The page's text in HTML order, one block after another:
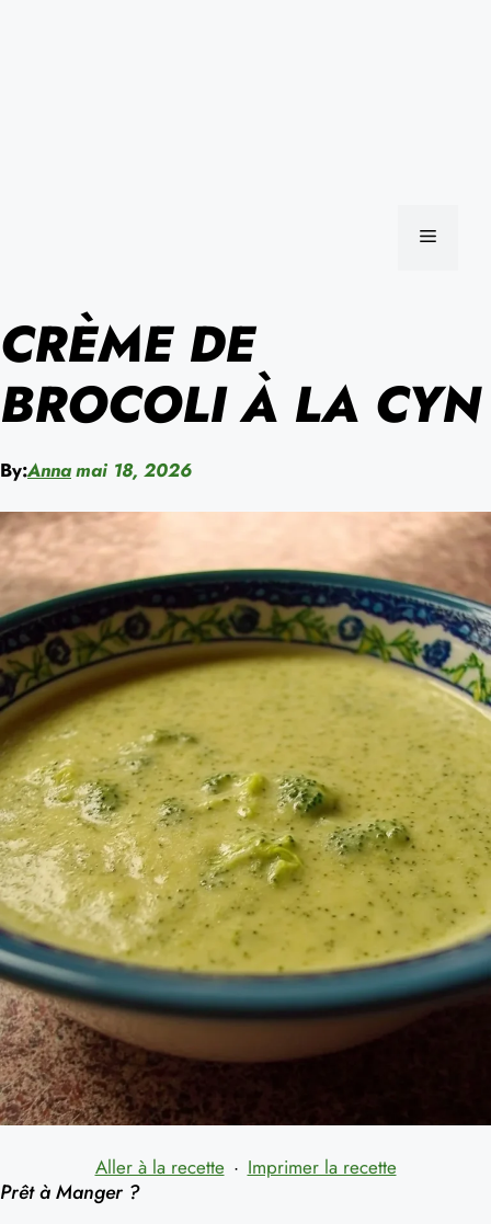
MENU
CRÈME DE
BROCOLI À LA CYN
By:Annamai 18, 2026
Aller à la recette · Imprimer la recette
Prêt à Manger ?